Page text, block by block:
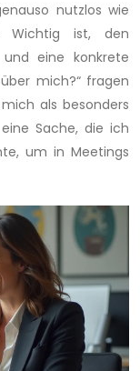
nutzlos wie
Wichtig ist, den
und eine konkrete
mich?“ fragen
als besonders
Sache, die ich
um in Meetings